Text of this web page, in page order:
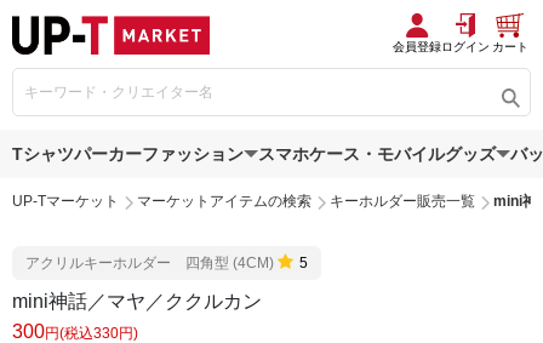
会員登録ログイン カート
Tシャツパーカーファッション スマホケース・モバイルグッズ バ
UP-Tマーケット マーケットアイテムの検索 キーホルダー販売一覧 mini神
アクリルキーホルダー 四角型 (4CM) 5
mini神話／マヤ／ククルカン
300円(税込330円)